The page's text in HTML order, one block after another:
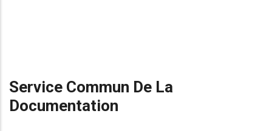
Service Commun De La
Documentation